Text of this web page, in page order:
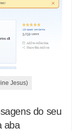
Jesus)
do seu
aba